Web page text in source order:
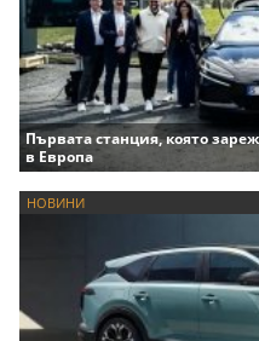
Първата станция, която
в Европа
НОВИНИ